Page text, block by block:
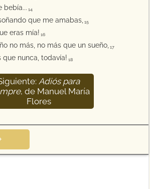
bebía... 14
que me amabas, 15
eras mía! 16
no más, no más que un sueño, 17
que nunca, todavía! 18
Adiós para
, de Manuel María
Flores